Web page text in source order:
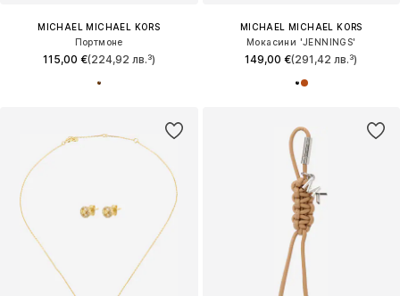
MICHAEL MICHAEL KORS
Портмоне
115,00 €(224,92 лв.³)
MICHAEL MICHAEL KORS
Мокасини 'JENNINGS'
149,00 €(291,42 лв.³)